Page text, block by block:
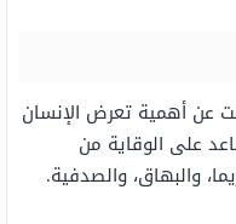
عن أهمية تعرض الإنسان
على الوقاية من
والبهاق، والصدفية.